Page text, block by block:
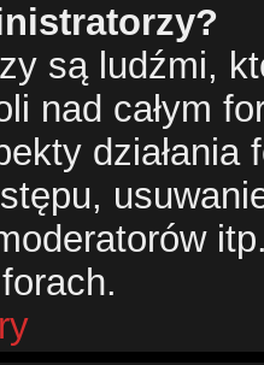
są ludźmi,
nad całym
działania